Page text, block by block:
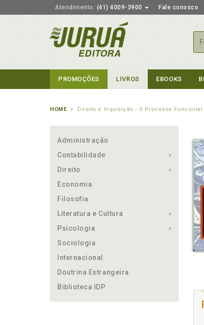
Atendimento: (41) 4009-3900 Fale conosco
PROMOÇÕES LIVROS EBOOKS
HOME Direito e Inquisição - O Processo
Administração
Contabilidade
Direito
Economia
Filosofia
Literatura e Cultura
Psicologia
Sociologia
Internacional
Doutrina Estrangeira
Biblioteca IDP